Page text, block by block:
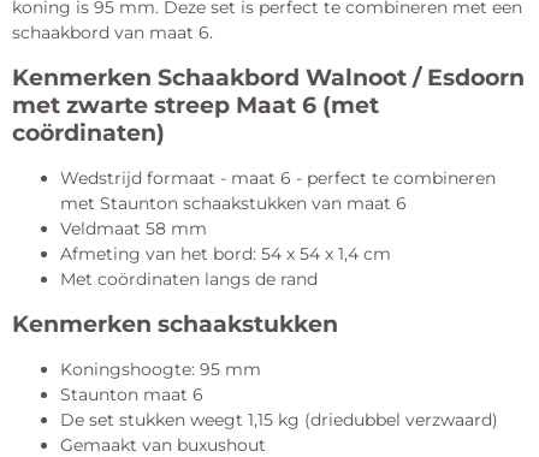
koning is 95 mm. Deze set is perfect te combineren met een
schaakbord van maat 6.
Kenmerken Schaakbord Walnoot / Esdoorn
met zwarte streep Maat 6 (met
coördinaten)
Wedstrijd formaat - maat 6 - perfect te combineren
met Staunton schaakstukken van maat 6
Veldmaat 58 mm
Afmeting van het bord: 54 x 54 x 1,4 cm
Met coördinaten langs de rand
Kenmerken schaakstukken
Koningshoogte: 95 mm
Staunton maat 6
De set stukken weegt 1,15 kg (driedubbel verzwaard)
Gemaakt van buxushout